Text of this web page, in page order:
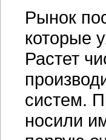
Рынок
которые
Растет
систем.
носили